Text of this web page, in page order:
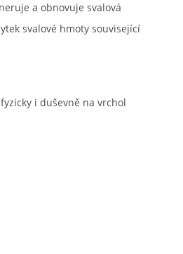
a obnovuje svalová
svalové hmoty související
i duševně na vrchol